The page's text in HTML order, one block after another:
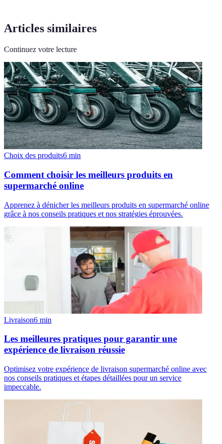
Articles similaires
Continuez votre lecture
Choix des produits6 min
Comment choisir les meilleurs produits en
supermarché online
Apprenez à dénicher les meilleurs produits en supermarché online
grâce à nos conseils pratiques et nos stratégies éprouvées.
Livraison6 min
Les meilleures pratiques pour garantir une
expérience de livraison réussie
Optimisez votre expérience de livraison supermarché online avec
nos conseils pratiques et étapes détaillées pour un service
impeccable.